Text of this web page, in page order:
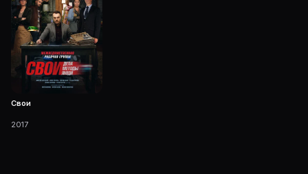
Свои
2017